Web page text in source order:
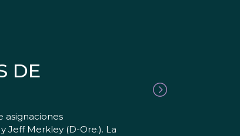
DE
asignaciones
Jeff Merkley (D-Ore.). La